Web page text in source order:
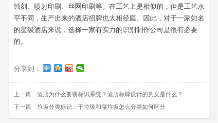
蚀刻、喷射印刷、丝网印刷等。在工艺上是相似的，但是工艺水
平不同，生产出来的酒店招牌也大相径庭。因此，对于一家知名
的星级酒店来说，选择一家有实力的识别制作公司是很有必要
的。
分享到：
上一篇 酒店为什么要装标识系统？酒店标牌设计的意义是什么？
下一篇 垃圾分类标识：干垃圾和湿垃圾怎么分类如何区分